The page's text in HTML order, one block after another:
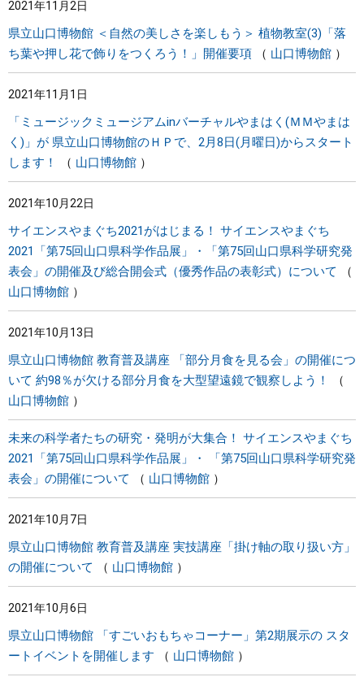
2021年11月2日
県立山口博物館 ＜自然の美しさを楽しもう＞ 植物教室(3)「落
ち葉や押し花で飾りをつくろう！」開催要項
山口博物館
2021年11月1日
「ミュージックミュージアムinバーチャルやまはく(ＭＭやまは
く)」が 県立山口博物館のＨＰで、2月8日(月曜日)からスタート
します！
山口博物館
2021年10月22日
サイエンスやまぐち2021がはじまる！ サイエンスやまぐち
2021「第75回山口県科学作品展」・「第75回山口県科学研究発
表会」の開催及び総合開会式（優秀作品の表彰式）について
山口博物館
2021年10月13日
県立山口博物館 教育普及講座 「部分月食を見る会」の開催につ
いて 約98％が欠ける部分月食を大型望遠鏡で観察しよう！
山口博物館
未来の科学者たちの研究・発明が大集合！ サイエンスやまぐち
2021「第75回山口県科学作品展」・ 「第75回山口県科学研究発
表会」の開催について
山口博物館
2021年10月7日
県立山口博物館 教育普及講座 実技講座「掛け軸の取り扱い方」
の開催について
山口博物館
2021年10月6日
県立山口博物館 「すごいおもちゃコーナー」第2期展示の スタ
ートイベントを開催します
山口博物館